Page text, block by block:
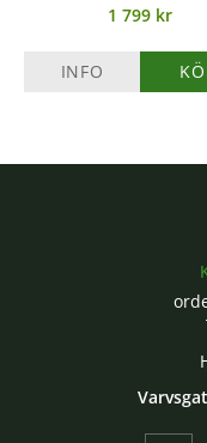
1 799 kr
INFO